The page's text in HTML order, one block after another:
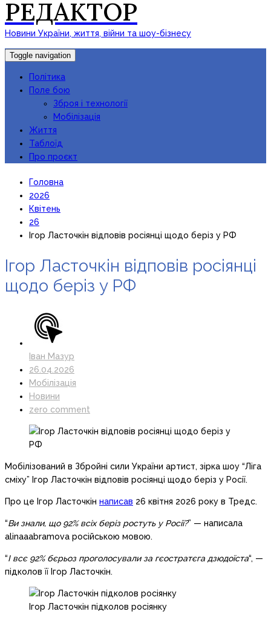
РЕДАКТОР
Новини України, життя, війни та шоу-бізнесу
Toggle navigation
Політика
Поле бою
Зброя і технології
Мобілізація
Життя
Таблоїд
Про проєкт
Головна
2026
Квітень
26
Ігор Ласточкін відповів росіянці щодо беріз у РФ
Ігор Ласточкін відповів росіянці
щодо беріз у РФ
Іван Мазур
26.04.2026
Мобілізація
Новини
zero comment
Мобілізований в Збройні сили України артист, зірка шоу “Ліга
сміху” Ігор Ласточкін відповів росіянці щодо беріз у Росії.
Про це Ігор Ласточкін написав 26 квітня 2026 року в Тредс.
“Ви знали, що 92% всіх беріз ростуть у Росії?” — написала
alinaaabramova російською мовою.
“І всє 92% бєрьоз проголосували за гєостратєга дзюдоїста“, —
підколов її Ігор Ласточкін.
Ігор Ласточкін підколов росіянку